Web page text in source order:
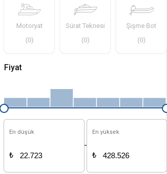
Motoryat
(0)
Sürat Teknesi
(0)
Şişme Bot
(0)
Fiyat
En düşük
₺
-
En yüksek
₺